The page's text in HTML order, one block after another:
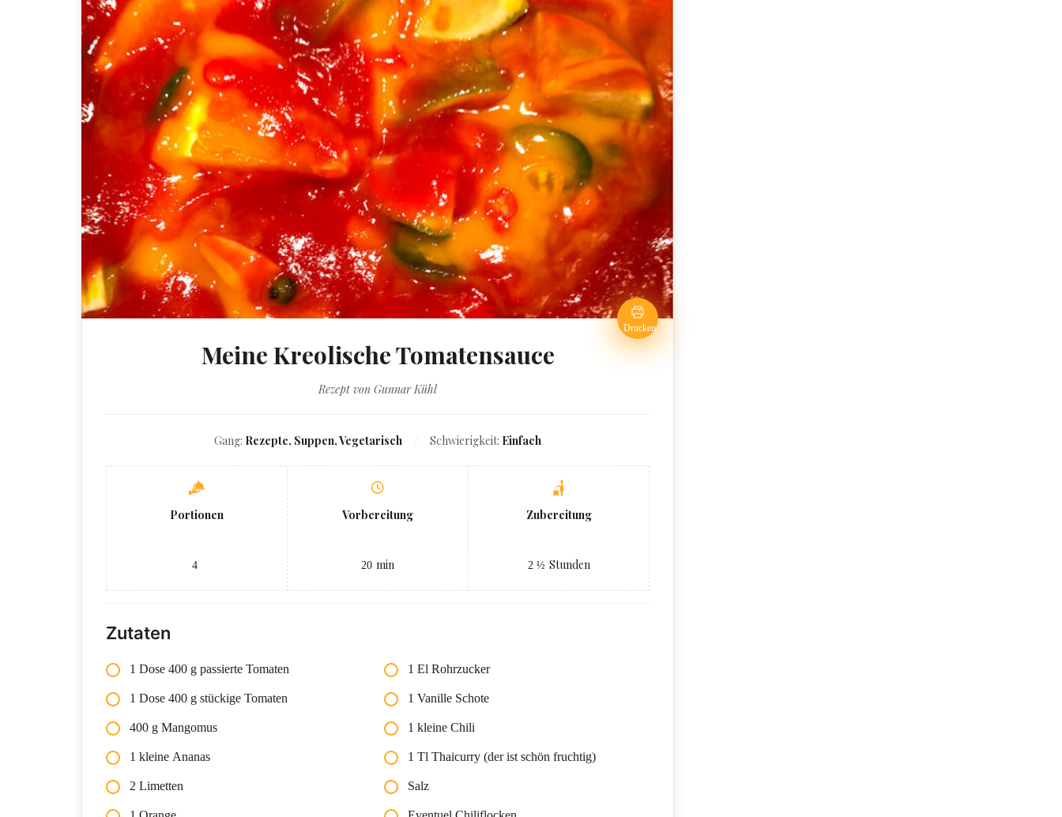
Drucken
Meine Kreolische Tomatensauce
Rezept von Gunnar Kühl
Gang: Rezepte, Suppen, Vegetarisch Schwierigkeit: Einfach
Portionen
4
Vorbereitung
20 min
Zubereitung
2 ½ Stunden
Zutaten
1 Dose 400 g passierte Tomaten
1 Dose 400 g stückige Tomaten
400 g Mangomus
1 kleine Ananas
2 Limetten
1 El Rohrzucker
1 Vanille Schote
1 kleine Chili
1 Tl Thaicurry (der ist schön fruchtig)
Salz